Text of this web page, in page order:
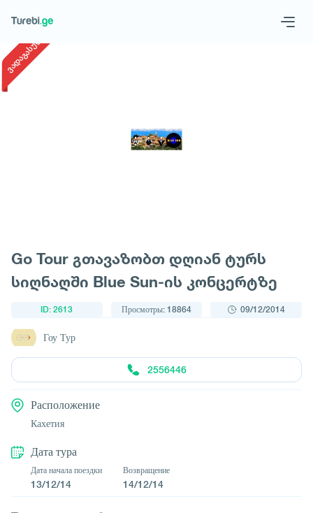
ვადაგასული
Go Tour გთავაზობთ დღიან ტურს
სიღნაღში Blue Sun-ის კონცერტზე
ID: 2613 Просмотры: 18864 09/12/2014
Гоу Тур
2556446
Расположение
Кахетия
Дата тура
Дата начала поездки
13/12/14
Возвращение
14/12/14